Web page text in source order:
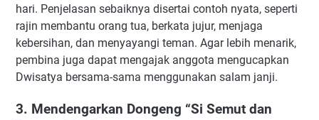
hari. Penjelasan sebaiknya disertai contoh nyata, seperti
rajin membantu orang tua, berkata jujur, menjaga
kebersihan, dan menyayangi teman. Agar lebih menarik,
pembina juga dapat mengajak anggota mengucapkan
Dwisatya bersama-sama menggunakan salam janji.
3. Mendengarkan Dongeng “Si Semut dan